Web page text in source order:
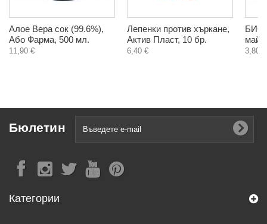
Алое Вера сок (99.6%),
Або Фарма, 500 мл.
11,90 €
Лепенки против хъркане,
Актив Пласт, 10 бр.
6,40 €
БИО
3,80 €
Бюлетин
Категории